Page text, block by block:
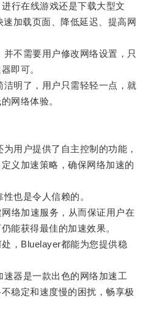
在线游戏还是下载大型文
加载页面、降低延迟、提高网
不需要用户修改网络设置，只
即可。
明了，用户只需轻轻一点，就
网络体验。
户提供了自主控制的功能，
义加速策略，确保网络加速的
也是令人信赖的。
加速服务，从而保证用户在
能获得最佳的加速效果。
Bluelayer都能为您提供稳
器是一款出色的网络加速工
稳定和速度慢的困扰，畅享极